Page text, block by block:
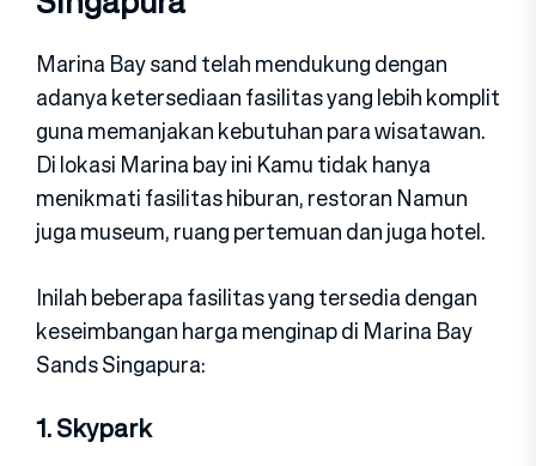
Marina Bay sand telah mendukung dengan
adanya ketersediaan fasilitas yang lebih komplit
guna memanjakan kebutuhan para wisatawan.
Di lokasi Marina bay ini Kamu tidak hanya
menikmati fasilitas hiburan, restoran Namun
juga museum, ruang pertemuan dan juga hotel.
Inilah beberapa fasilitas yang tersedia dengan
keseimbangan harga menginap di Marina Bay
Sands Singapura:
1. Skypark